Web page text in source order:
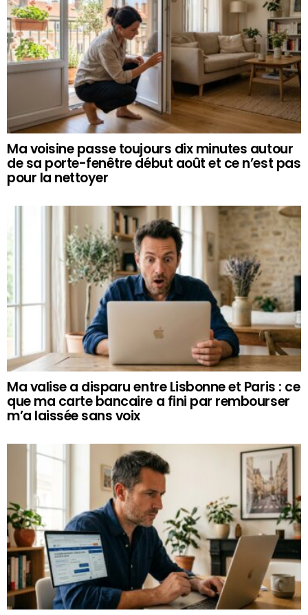
Ma voisine passe toujours dix minutes autour
de sa porte-fenêtre début août et ce n’est pas
pour la nettoyer
Ma valise a disparu entre Lisbonne et Paris : ce
que ma carte bancaire a fini par rembourser
m’a laissée sans voix